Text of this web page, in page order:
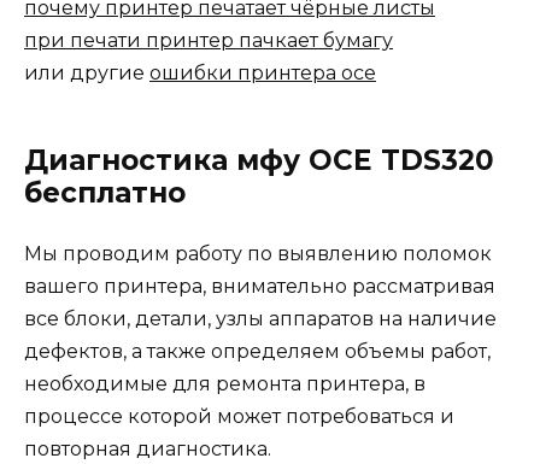
почему принтер печатает чёрные листы
при печати принтер пачкает бумагу
или другие ошибки принтера oce
Диагностика мфу OCE TDS320
бесплатно
Мы проводим работу по выявлению поломок
вашего принтера, внимательно рассматривая
все блоки, детали, узлы аппаратов на наличие
дефектов, а также определяем объемы работ,
необходимые для ремонта принтера, в
процессе которой может потребоваться и
повторная диагностика.